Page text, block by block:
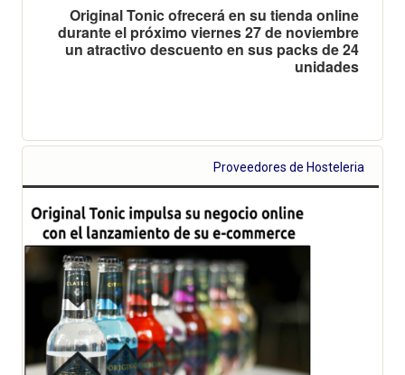
Original Tonic ofrecerá en su tienda online
durante el próximo viernes 27 de noviembre
un atractivo descuento en sus packs de 24
unidades
Proveedores de Hosteleria